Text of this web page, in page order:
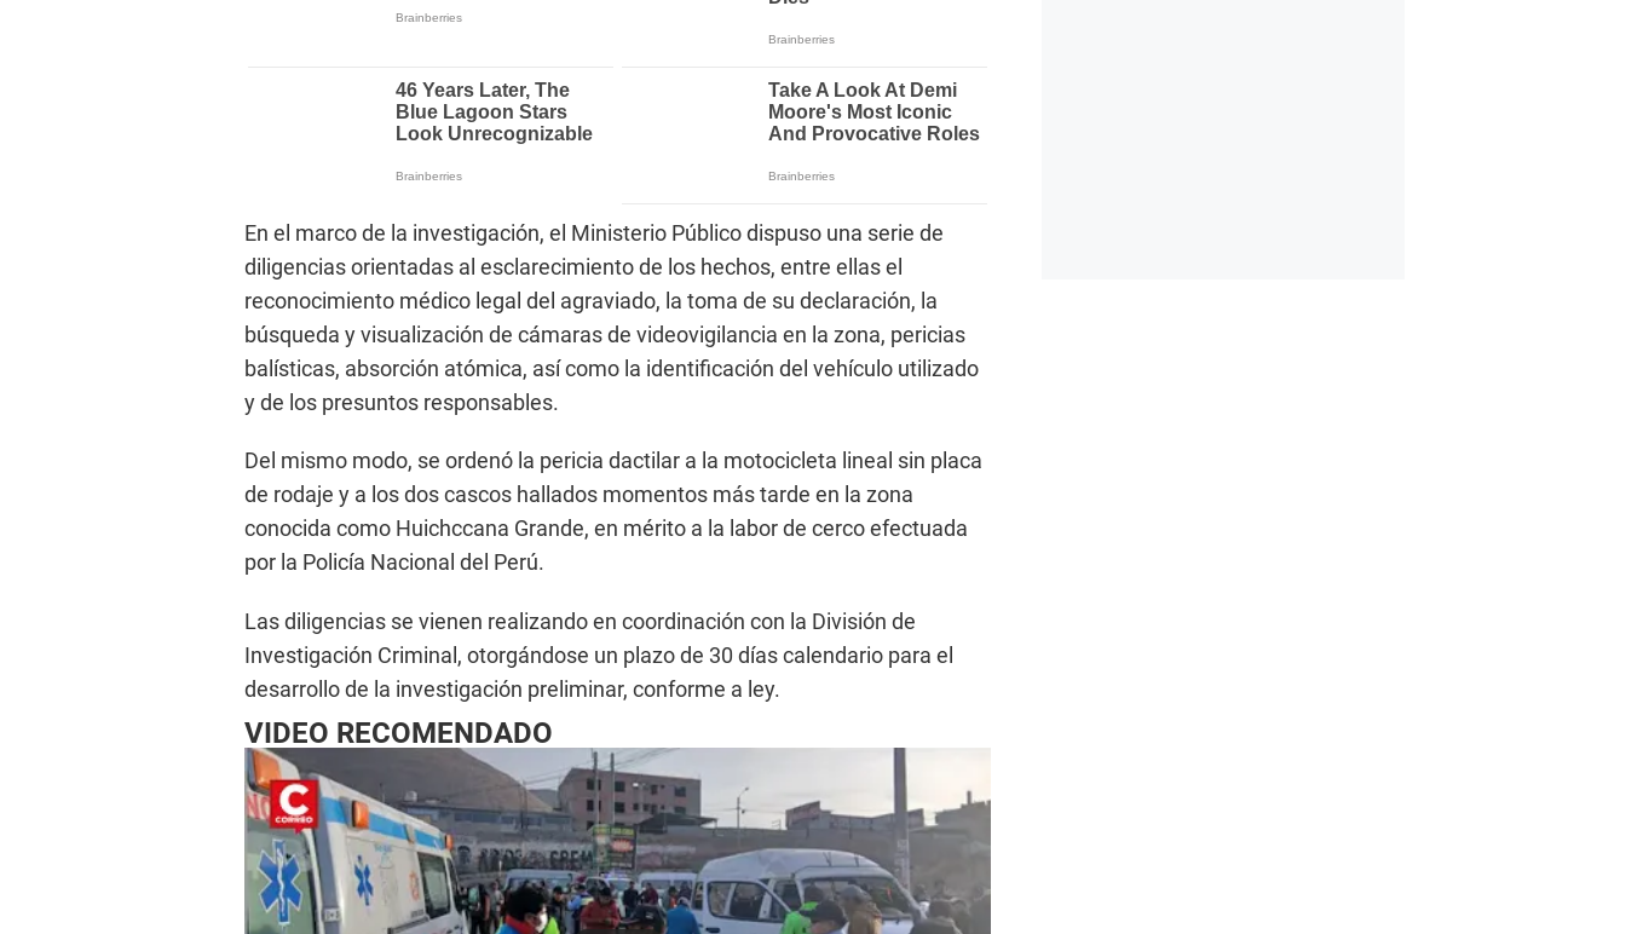
En el marco de la investigación, el Ministerio Público dispuso una serie de
diligencias orientadas al esclarecimiento de los hechos, entre ellas el
reconocimiento médico legal del agraviado, la toma de su declaración, la
búsqueda y visualización de cámaras de videovigilancia en la zona, pericias
balísticas, absorción atómica, así como la identificación del vehículo utilizado
y de los presuntos responsables.
Del mismo modo, se ordenó la pericia dactilar a la motocicleta lineal sin placa
de rodaje y a los dos cascos hallados momentos más tarde en la zona
conocida como Huichccana Grande, en mérito a la labor de cerco efectuada
por la Policía Nacional del Perú.
Las diligencias se vienen realizando en coordinación con la División de
Investigación Criminal, otorgándose un plazo de 30 días calendario para el
desarrollo de la investigación preliminar, conforme a ley.
VIDEO RECOMENDADO